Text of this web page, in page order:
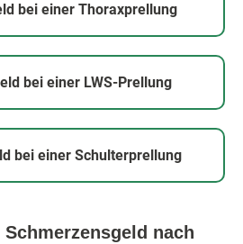
bei einer Thoraxprellung
bei einer LWS-Prellung
bei einer Schulterprellung
nach